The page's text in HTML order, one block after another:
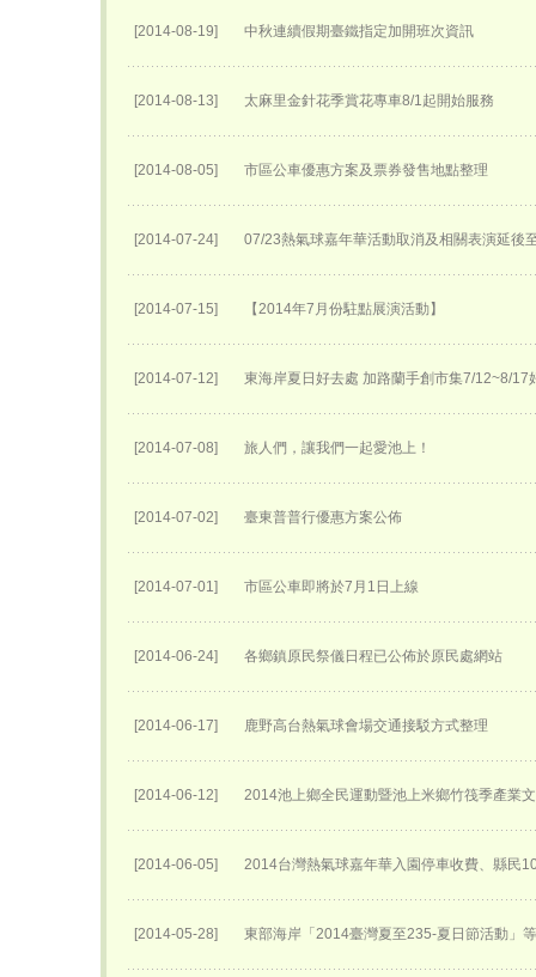
[2014-08-19] 中秋連續假期臺鐵指定加開班次資訊
[2014-08-13] 太麻里金針花季賞花專車8/1起開始服務
[2014-08-05] 市區公車優惠方案及票券發售地點整理
[2014-07-24] 07/23熱氣球嘉年華活動取消及相關表演延後
[2014-07-15] 【2014年7月份駐點展演活動】
[2014-07-12] 東海岸夏日好去處 加路蘭手創市集7/12~8/17
[2014-07-08] 旅人們，讓我們一起愛池上！
[2014-07-02] 臺東普普行優惠方案公佈
[2014-07-01] 市區公車即將於7月1日上線
[2014-06-24] 各鄉鎮原民祭儀日程已公佈於原民處網站
[2014-06-17] 鹿野高台熱氣球會場交通接駁方式整理
[2014-06-12] 2014池上鄉全民運動暨池上米鄉竹筏季產業
[2014-06-05] 2014台灣熱氣球嘉年華入園停車收費、縣民
[2014-05-28] 東部海岸「2014臺灣夏至235-夏日節活動」